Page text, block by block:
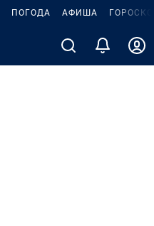
ПОГОДА АФИША